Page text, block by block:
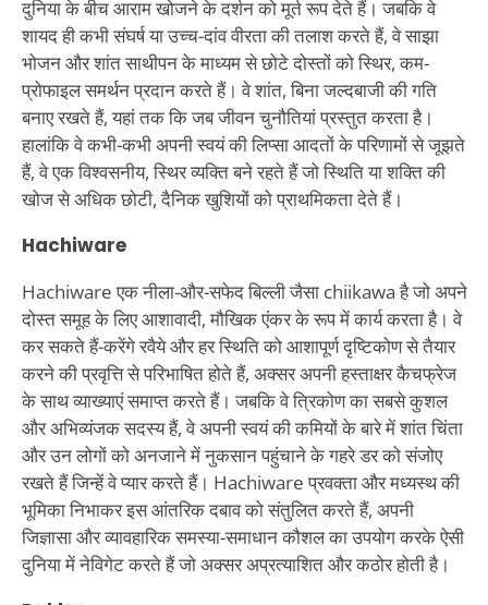
दुनिया के बीच आराम खोजने के दर्शन को मूर्त रूप देते हैं। जबकि वे
शायद ही कभी संघर्ष या उच्च-दांव वीरता की तलाश करते हैं, वे साझा
भोजन और शांत साथीपन के माध्यम से छोटे दोस्तों को स्थिर, कम-
प्रोफाइल समर्थन प्रदान करते हैं। वे शांत, बिना जल्दबाजी की गति
बनाए रखते हैं, यहां तक कि जब जीवन चुनौतियां प्रस्तुत करता है।
हालांकि वे कभी-कभी अपनी स्वयं की लिप्सा आदतों के परिणामों से जूझते
हैं, वे एक विश्वसनीय, स्थिर व्यक्ति बने रहते हैं जो स्थिति या शक्ति की
खोज से अधिक छोटी, दैनिक खुशियों को प्राथमिकता देते हैं।
Hachiware
Hachiware एक नीला-और-सफेद बिल्ली जैसा chiikawa है जो अपने
दोस्त समूह के लिए आशावादी, मौखिक एंकर के रूप में कार्य करता है। वे
कर सकते हैं-करेंगे रवैये और हर स्थिति को आशापूर्ण दृष्टिकोण से तैयार
करने की प्रवृत्ति से परिभाषित होते हैं, अक्सर अपनी हस्ताक्षर कैचफ्रेज
के साथ व्याख्याएं समाप्त करते हैं। जबकि वे त्रिकोण का सबसे कुशल
और अभिव्यंजक सदस्य हैं, वे अपनी स्वयं की कमियों के बारे में शांत चिंता
और उन लोगों को अनजाने में नुकसान पहुंचाने के गहरे डर को संजोए
रखते हैं जिन्हें वे प्यार करते हैं। Hachiware प्रवक्ता और मध्यस्थ की
भूमिका निभाकर इस आंतरिक दबाव को संतुलित करते हैं, अपनी
जिज्ञासा और व्यावहारिक समस्या-समाधान कौशल का उपयोग करके ऐसी
दुनिया में नेविगेट करते हैं जो अक्सर अप्रत्याशित और कठोर होती है।